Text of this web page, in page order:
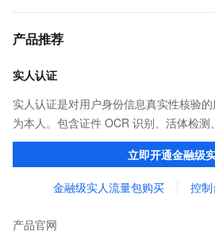
产品推荐
实人认证
实人认证是对用户身份信息真实性核验
为本人。包含证件 OCR 识别、活体检
应用于金融、互联网娱乐、网约车出行
立即开通金融级
金融级实人流量包购买 控制
产品官网